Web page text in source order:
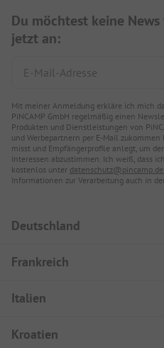
Du möchtest keine
jetzt an:
Mit meiner Anmeldung erkläre ich mich
PiNCAMP GmbH regelmäßig einen
Produkten und Dienstleistungen von
und Werbepartnern per E-Mail
misst und Empfängerprofile anlegt, um
Interessen abzustimmen. Ich weiß, dass
kostenlos unter datenschutz@pincamp.de
Informationen zur Verarbeitung auch in
Deutschland
Frankreich
Italien
Kroatien